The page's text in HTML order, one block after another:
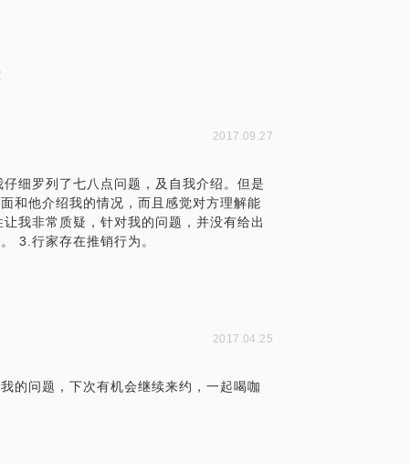
2017.09.27
细罗列了七八点问题，及自我介绍。但是
和他介绍我的情况，而且感觉对方理解能
我非常质疑，针对我的问题，并没有给出
3.行家存在推销行为。
2017.04.25
的问题，下次有机会继续来约，一起喝咖